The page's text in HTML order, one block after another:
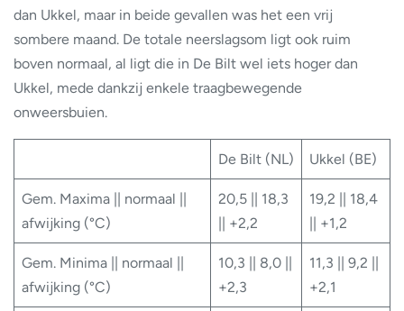
dan Ukkel, maar in beide gevallen was het een vrij
sombere maand. De totale neerslagsom ligt ook ruim
boven normaal, al ligt die in De Bilt wel iets hoger dan
Ukkel, mede dankzij enkele traagbewegende
onweersbuien.
De Bilt (NL) Ukkel (BE)
Gem. Maxima || normaal ||
afwijking (°C)
20,5 || 18,3
|| +2,2
19,2 || 18,4
|| +1,2
Gem. Minima || normaal ||
afwijking (°C)
10,3 || 8,0 ||
+2,3
11,3 || 9,2 ||
+2,1